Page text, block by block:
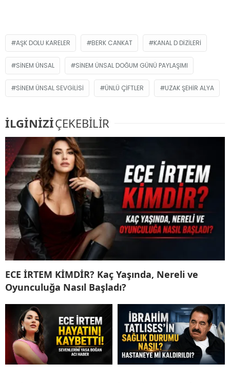
AŞK DOLU KARELER BERK CANKAT KANAL D DIZILERI
SINEM ÜNSAL SINEM ÜNSAL DOĞUM GÜNÜ PAYLAŞIMI
SINEM ÜNSAL SEVGILISI ÜNLÜ ÇIFTLER UZAK ŞEHIR ALYA
İLGİNİZİÇEKEBİLİR
ECE İRTEM KİMDİR? Kaç Yaşında, Nereli ve
Oyunculuğa Nasıl Başladı?